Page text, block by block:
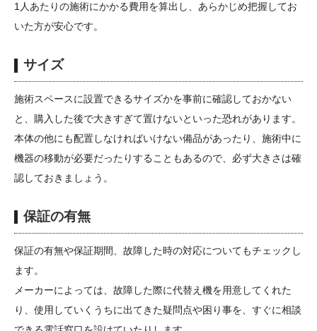
1人あたりの施術にかかる費用を算出し、あらかじめ把握してお
いた方が安心です。
サイズ
施術スペースに設置できるサイズかを事前に確認しておかない
と、購入した後で大きすぎて置けないといった恐れがあります。
本体の他にも配置しなければいけない備品があったり、施術中に
機器の移動が必要だったりすることもあるので、必ず大きさは確
認しておきましょう。
保証の有無
保証の有無や保証期間、故障した時の対応についてもチェックし
ます。
メーカーによっては、故障した際に代替え機を用意してくれた
り、使用していくうちに出てきた疑問点や困り事を、すぐに相談